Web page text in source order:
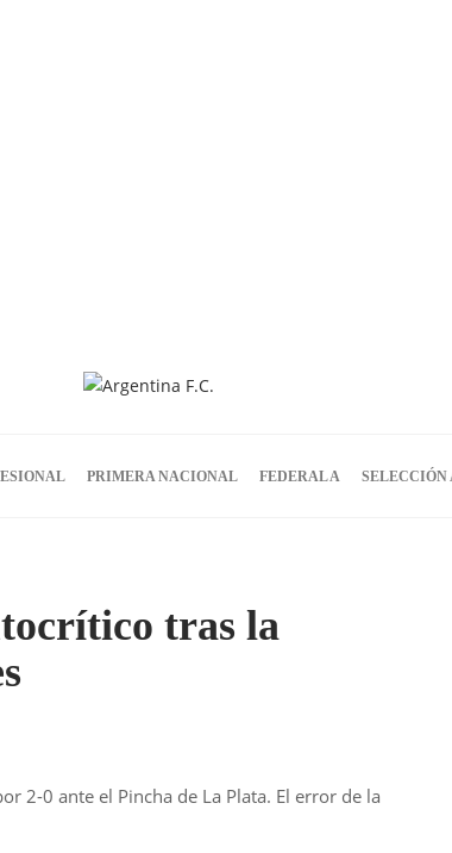
PRIMERA NACIONAL FEDERAL A
tras la
2-0 ante el Pincha de La Plata. El error de la